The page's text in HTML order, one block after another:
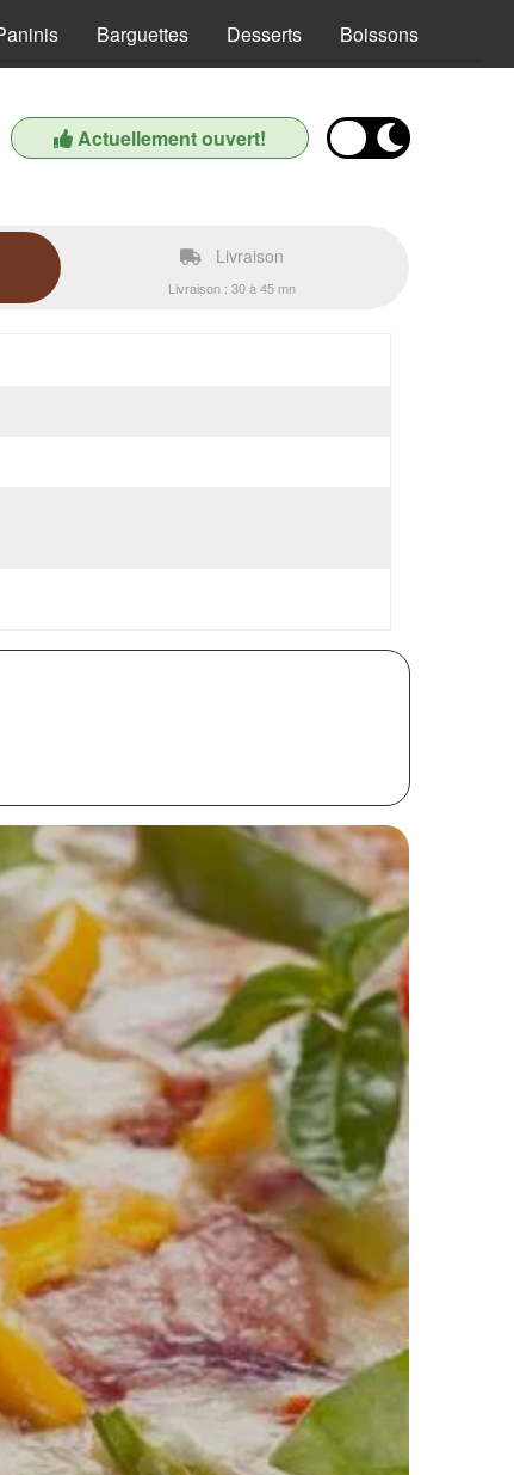
Barguettes Desserts Boissons
Actuellement ouvert!
Livraison
Livraison : 30 à 45 mn